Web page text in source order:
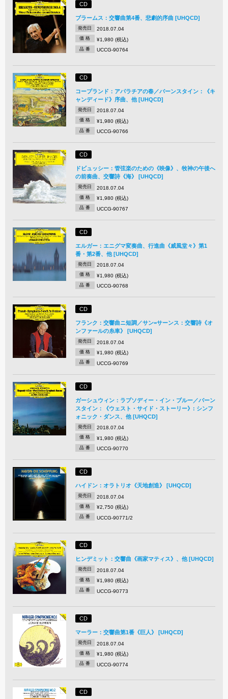
CD
ブラームス：交響曲第4番、悲劇的序曲 [UHQCD]
発売日 2018.07.04
価 格 ¥1,980 (税込)
品 番 UCCG-90764
CD
コープランド：アパラチアの春／バーンスタイン：《キ
ャンディード》序曲、他 [UHQCD]
発売日 2018.07.04
価 格 ¥1,980 (税込)
品 番 UCCG-90766
CD
ドビュッシー：管弦楽のための《映像》、牧神の午後へ
の前奏曲、交響詩《海》 [UHQCD]
発売日 2018.07.04
価 格 ¥1,980 (税込)
品 番 UCCG-90767
CD
エルガー：エニグマ変奏曲、行進曲《威風堂々》第1
番・第2番、他 [UHQCD]
発売日 2018.07.04
価 格 ¥1,980 (税込)
品 番 UCCG-90768
CD
フランク：交響曲ニ短調／サン=サーンス：交響詩《オ
ンファールの糸車》 [UHQCD]
発売日 2018.07.04
価 格 ¥1,980 (税込)
品 番 UCCG-90769
CD
ガーシュウィン：ラプソディー・イン・ブルー／バーン
スタイン：《ウェスト・サイド・ストーリー》: シンフ
ォニック・ダンス、他 [UHQCD]
発売日 2018.07.04
価 格 ¥1,980 (税込)
品 番 UCCG-90770
CD
ハイドン：オラトリオ《天地創造》 [UHQCD]
発売日 2018.07.04
価 格 ¥2,750 (税込)
品 番 UCCG-90771/2
CD
ヒンデミット：交響曲《画家マティス》、他 [UHQCD]
発売日 2018.07.04
価 格 ¥1,980 (税込)
品 番 UCCG-90773
CD
マーラー：交響曲第1番《巨人》 [UHQCD]
発売日 2018.07.04
価 格 ¥1,980 (税込)
品 番 UCCG-90774
CD